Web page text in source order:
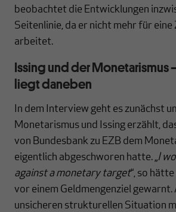
beobachtet die Entwicklungen
Seitenlinie, da er nicht mehr für
arbeitet.
Issing und der Monetarismus
liegt daneben
In dem Interview geht es zunächst
Monetarismus und Issing erzählt,
von Bundesbank zu EZB dem
eigentlich abgeschworen hatte. „I
against a monetary target“, so
vor einem Geldmengenziel
unsicheren strukturellen Situation